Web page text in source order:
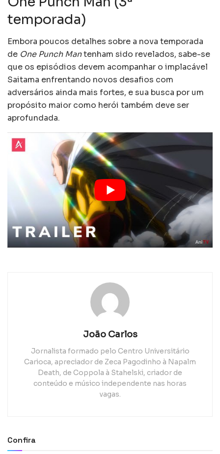
temporada)
Embora poucos detalhes sobre a nova temporada
de One Punch Mantenham sido revelados, sabe-se
que os episódios devem acompanhar o implacável
Saitama enfrentando novos desafios com
adversários ainda mais fortes, e sua busca por um
propósito maior como herói também deve ser
aprofundada.
João Carlos
Jornalista formado pelo Centro Universitário
Carioca, apreciador de Zeca Pagodinho à Napalm
Death, de Coppola à Stahelski, criador de
conteúdo e músico independente nas horas
vagas.
Confira